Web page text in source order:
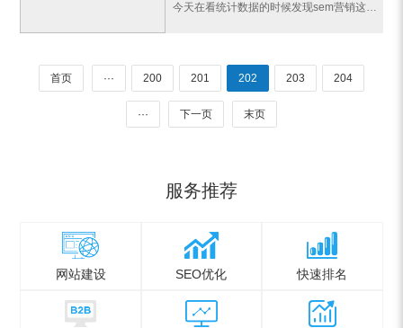
今天在看统计数据的时候发现sem营销这个词已经排到了首页，说来惭愧从上月开始就大部分的精力已经没有放到这个站，从每天一篇的更新速度降低到3天更新一篇，而且一直在写一些网站制作教程类的文章。对sem营销的总结写的很少，其实心里还是小小的高兴了一些，证明自己的努力还是有效果的。也给了很大的动力，因为不及时更新很
首页 ··· 200 201 202 203 204
··· 下一页 末页
服务推荐
网站建设 SEO优化 快速排名